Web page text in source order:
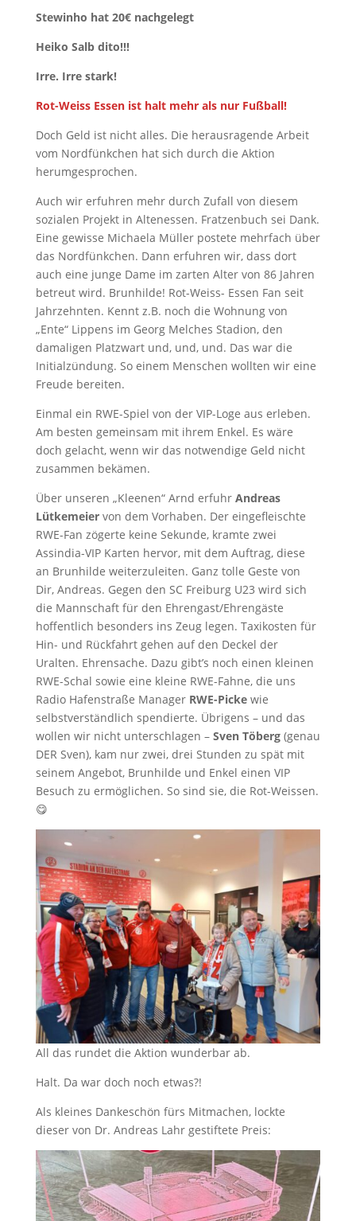
Stewinho hat 20€ nachgelegt
Heiko Salb dito!!!
Irre. Irre stark!
Rot-Weiss Essen ist halt mehr als nur Fußball!
Doch Geld ist nicht alles. Die herausragende Arbeit
vom Nordfünkchen hat sich durch die Aktion
herumgesprochen.
Auch wir erfuhren mehr durch Zufall von diesem
sozialen Projekt in Altenessen. Fratzenbuch sei Dank.
Eine gewisse Michaela Müller postete mehrfach über
das Nordfünkchen. Dann erfuhren wir, dass dort
auch eine junge Dame im zarten Alter von 86 Jahren
betreut wird. Brunhilde! Rot-Weiss- Essen Fan seit
Jahrzehnten. Kennt z.B. noch die Wohnung von
„Ente“ Lippens im Georg Melches Stadion, den
damaligen Platzwart und, und, und. Das war die
Initialzündung. So einem Menschen wollten wir eine
Freude bereiten.
Einmal ein RWE-Spiel von der VIP-Loge aus erleben.
Am besten gemeinsam mit ihrem Enkel. Es wäre
doch gelacht, wenn wir das notwendige Geld nicht
zusammen bekämen.
Über unseren „Kleenen“ Arnd erfuhr Andreas
Lütkemeiervon dem Vorhaben. Der eingefleischte
RWE-Fan zögerte keine Sekunde, kramte zwei
Assindia-VIP Karten hervor, mit dem Auftrag, diese
an Brunhilde weiterzuleiten. Ganz tolle Geste von
Dir, Andreas. Gegen den SC Freiburg U23 wird sich
die Mannschaft für den Ehrengast/Ehrengäste
hoffentlich besonders ins Zeug legen. Taxikosten für
Hin- und Rückfahrt gehen auf den Deckel der
Uralten. Ehrensache. Dazu gibt’s noch einen kleinen
RWE-Schal sowie eine kleine RWE-Fahne, die uns
Radio Hafenstraße Manager RWE-Pickewie
selbstverständlich spendierte. Übrigens – und das
wollen wir nicht unterschlagen – Sven Töberg(genau
DER Sven), kam nur zwei, drei Stunden zu spät mit
seinem Angebot, Brunhilde und Enkel einen VIP
Besuch zu ermöglichen. So sind sie, die Rot-Weissen.
😋
All das rundet die Aktion wunderbar ab.
Halt. Da war doch noch etwas?!
Als kleines Dankeschön fürs Mitmachen, lockte
dieser von Dr. Andreas Lahr gestiftete Preis: